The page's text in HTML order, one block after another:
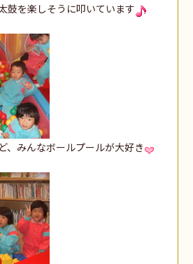
鼓を楽しそうに叩いています
、みんなボールプールが大好き